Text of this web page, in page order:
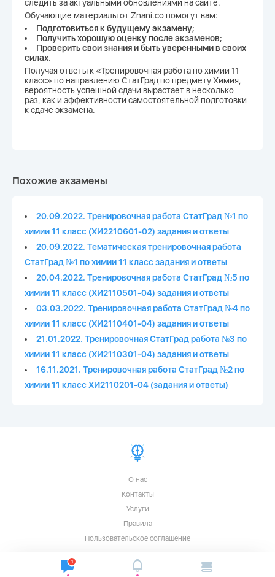
следить за актуальными обновлениями на сайте.
Обучающие материалы от Znani.co помогут вам:
Подготовиться к будущему экзамену;
Получить хорошую оценку после экзаменов;
Проверить свои знания и быть уверенными в своих
силах.
Получая ответы к «Тренировочная работа по химии 11
класс» по направлению СтатГрад по предмету Химия,
вероятность успешной сдачи вырастает в несколько
раз, как и эффективности самостоятельной подготовки
к сдаче экзамена.
Похожие экзамены
20.09.2022. Тренировочная работа СтатГрад №1 по
химии 11 класс (ХИ2210601-02) задания и ответы
20.09.2022. Тематическая тренировочная работа
СтатГрад №1 по химии 11 класс задания и ответы
20.04.2022. Тренировочная работа СтатГрад №5 по
химии 11 класс (ХИ2110501-04) задания и ответы
03.03.2022. Тренировочная работа СтатГрад №4 по
химии 11 класс (ХИ2110401-04) задания и ответы
21.01.2022. Тренировочная СтатГрад работа №3 по
химии 11 класс (ХИ2110301-04) задания и ответы
16.11.2021. Тренировочная работа СтатГрад №2 по
химии 11 класс ХИ2110201-04 (задания и ответы)
О нас
Контакты
Услуги
Правила
Пользовательское соглашение